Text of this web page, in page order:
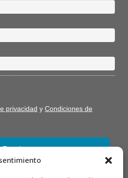
privacidad y Condiciones de